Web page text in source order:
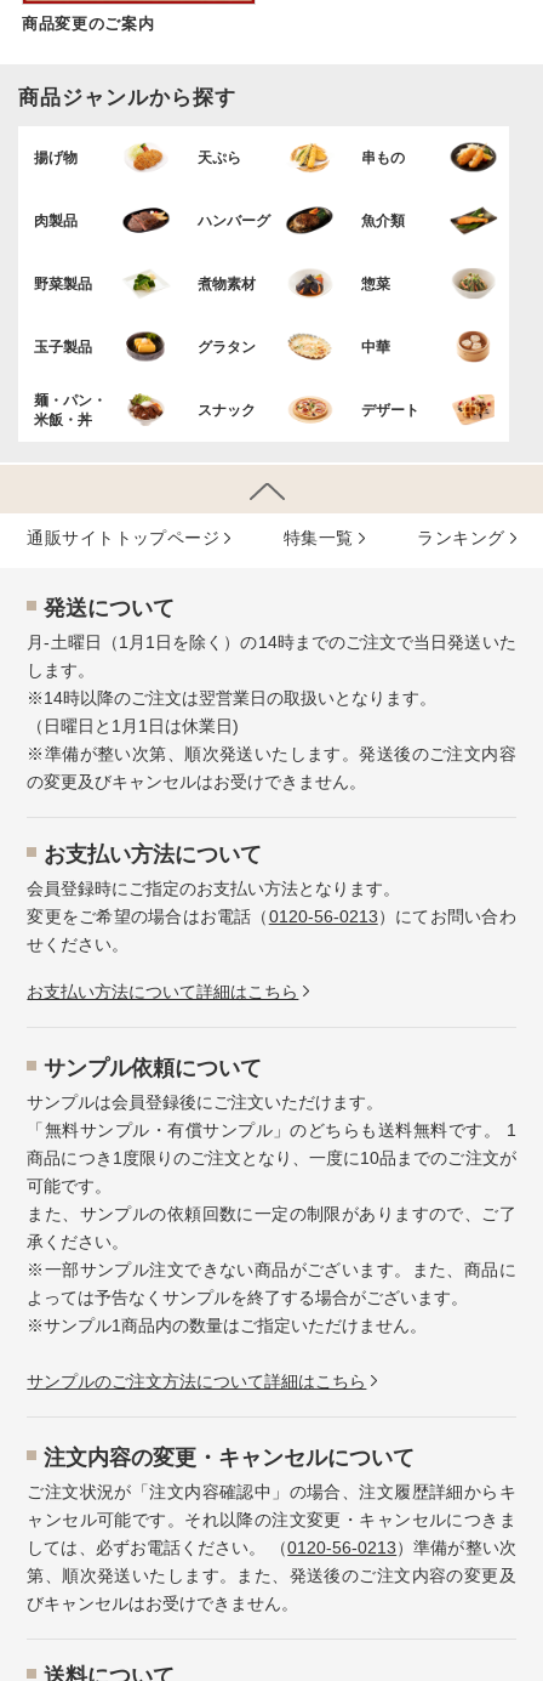
商品変更のご案内
商品ジャンルから探す
揚げ物 天ぷら 串もの
肉製品 ハンバーグ 魚介類
野菜製品 煮物素材 惣菜
玉子製品 グラタン 中華
麺・パン・
米飯・丼
スナック デザート
通販サイトトップページ 特集⼀覧 ランキング
発送について
月-土曜日（1月1日を除く）の14時までのご注文で当日発送いた
します。
※14時以降のご注文は翌営業日の取扱いとなります。
（日曜日と1月1日は休業日)
※準備が整い次第、順次発送いたします。発送後のご注文内容
の変更及びキャンセルはお受けできません。
お⽀払い⽅法について
会員登録時にご指定のお支払い方法となります。
変更をご希望の場合はお電話（0120-56-0213）にてお問い合わ
せください。
お⽀払い⽅法について詳細はこちら
サンプル依頼について
サンプルは会員登録後にご注文いただけます。
「無料サンプル・有償サンプル」のどちらも送料無料です。 1
商品につき1度限りのご注文となり、一度に10品までのご注文が
可能です。
また、サンプルの依頼回数に一定の制限がありますので、ご了
承ください。
※一部サンプル注文できない商品がございます。また、商品に
よっては予告なくサンプルを終了する場合がございます。
※サンプル1商品内の数量はご指定いただけません。
サンプルのご注文方法について詳細はこちら
注⽂内容の変更・キャンセルについて
ご注文状況が「注文内容確認中」の場合、注文履歴詳細からキ
ャンセル可能です。それ以降の注文変更・キャンセルにつきま
しては、必ずお電話ください。 （0120-56-0213）準備が整い次
第、順次発送いたします。また、発送後のご注文内容の変更及
びキャンセルはお受けできません。
送料について